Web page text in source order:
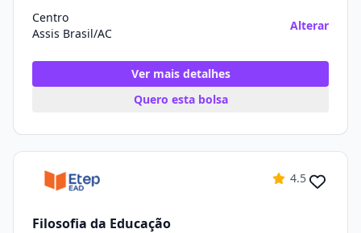
Centro
Assis Brasil/AC
Alterar
Ver mais detalhes
Quero esta bolsa
4.5
Filosofia da Educação